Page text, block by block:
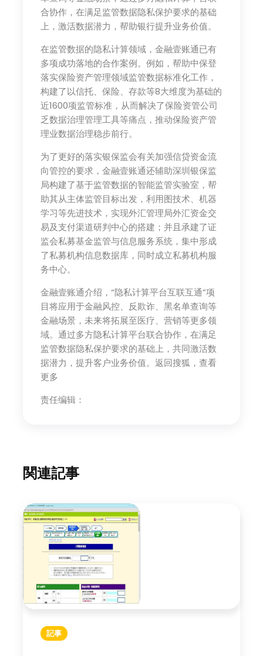
合协作，在满足监管数据隐私保护要求的基础
上，激活数据潜力，帮助银行提升业务价值。
在监管数据的隐私计算领域，金融壹账通已有
多项成功落地的合作案例。例如，帮助中保登
落实保险资产管理领域监管数据标准化工作，
构建了以信托、保险、存款等8大维度为基础的
近1600项监管标准，从而解决了保险资管公司
乏数据治理管理工具等痛点，推动保险资产管
理业数据治理稳步前行。
为了更好的落实银保监会有关加强信贷资金流
向管控的要求，金融壹账通还辅助深圳银保监
局构建了基于监管数据的智能监管实验室，帮
助其从主体监管目标出发，利用图技术、机器
学习等先进技术，实现外汇管理局外汇资金交
易及支付渠道研判中心的搭建；并且承建了证
监会私募基金监管与信息服务系统，集中形成
了私募机构信息数据库，同时成立私募机构服
务中心。
金融壹账通介绍，“隐私计算平台互联互通”项
目将应用于金融风控、反欺诈、黑名单查询等
金融场景，未来将拓展至医疗、营销等更多领
域。通过多方隐私计算平台联合协作，在满足
监管数据隐私保护要求的基础上，共同激活数
据潜力，提升客户业务价值。返回搜狐，查看
更多
责任编辑：
関連記事
記事